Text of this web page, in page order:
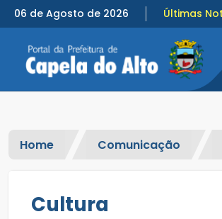
06 de Agosto de 2026 Últimas
Home Comunicação
Cultura